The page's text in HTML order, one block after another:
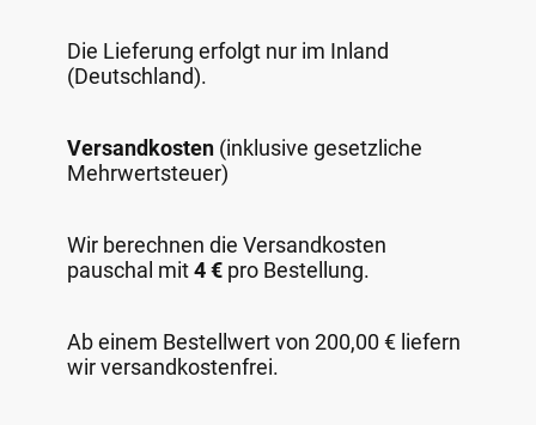
Die Lieferung erfolgt nur im Inland
(Deutschland).
Versandkosten (inklusive gesetzliche
Mehrwertsteuer)
Wir berechnen die Versandkosten
pauschal mit4 € pro Bestellung.
Ab einem Bestellwert von 200,00 € liefern
wir versandkostenfrei.